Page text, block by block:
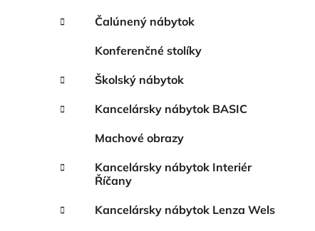
Čalúnený nábytok
Konferenčné stolíky
Školský nábytok
Kancelársky nábytok BASIC
Machové obrazy
Kancelársky nábytok Interiér
Říčany
Kancelársky nábytok Lenza Wels